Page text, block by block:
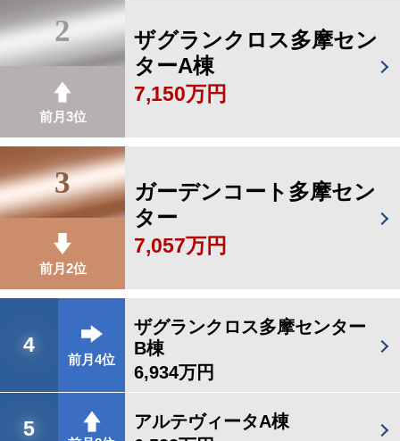
2
前月3位
ザグランクロス多摩セン
ターA棟
7,150万円
3
前月2位
ガーデンコート多摩セン
ター
7,057万円
4
前月4位
ザグランクロス多摩センター
B棟
6,934万円
5
アルテヴィータA棟